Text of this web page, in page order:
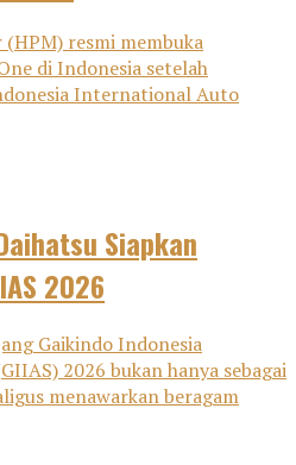
resmi membuka
di Indonesia setelah
International Auto
Siapkan
2026
Gaikindo Indonesia
2026 bukan hanya sebagai
menawarkan beragam